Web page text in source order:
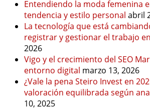
Entendiendo la moda femenina
tendencia y estilo personal abril
La tecnología que está
registrar y gestionar el trabajo
2026
Vigo y el crecimiento del SEO
entorno digital marzo 13, 2026
¿Vale la pena Steiro Invest en
valoración equilibrada según
10, 2025